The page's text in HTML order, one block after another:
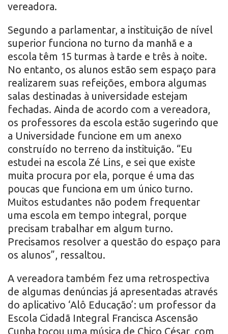
vereadora.
Segundo a parlamentar, a instituição de nível
superior funciona no turno da manhã e a
escola têm 15 turmas à tarde e três à noite.
No entanto, os alunos estão sem espaço para
realizarem suas refeições, embora algumas
salas destinadas à universidade estejam
fechadas. Ainda de acordo com a vereadora,
os professores da escola estão sugerindo que
a Universidade funcione em um anexo
construído no terreno da instituição. “Eu
estudei na escola Zé Lins, e sei que existe
muita procura por ela, porque é uma das
poucas que funciona em um único turno.
Muitos estudantes não podem frequentar
uma escola em tempo integral, porque
precisam trabalhar em algum turno.
Precisamos resolver a questão do espaço para
os alunos”, ressaltou.
A vereadora também fez uma retrospectiva
de algumas denúncias já apresentadas através
do aplicativo ‘Alô Educação’: um professor da
Escola Cidadã Integral Francisca Ascensão
Cunha tocou uma música de Chico César, com